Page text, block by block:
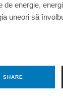
energie,
uneori să
SHARE